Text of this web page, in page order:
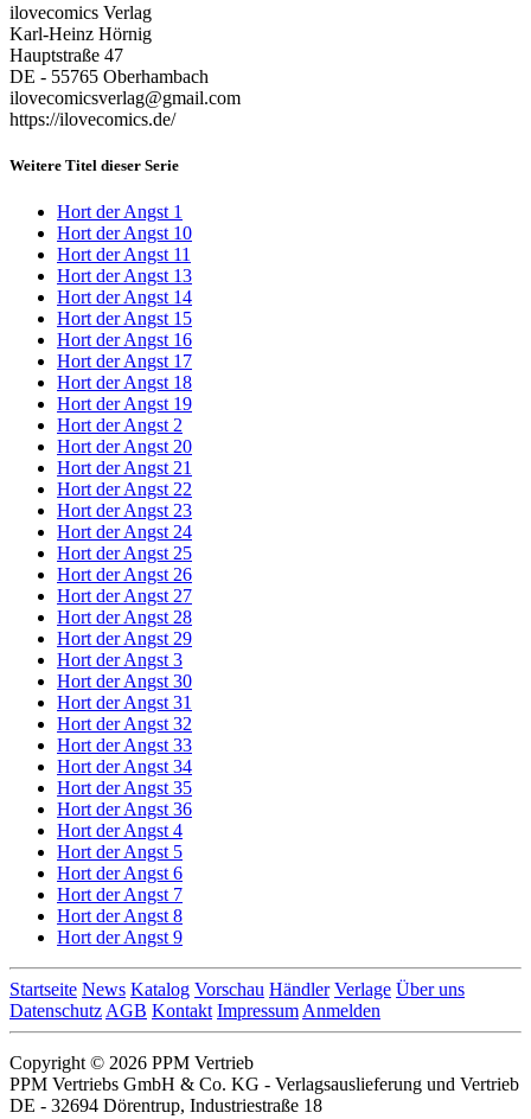
ilovecomics Verlag
Karl-Heinz Hörnig
Hauptstraße 47
DE - 55765 Oberhambach
ilovecomicsverlag@gmail.com
https://ilovecomics.de/
Weitere Titel dieser Serie
Hort der Angst 1
Hort der Angst 10
Hort der Angst 11
Hort der Angst 13
Hort der Angst 14
Hort der Angst 15
Hort der Angst 16
Hort der Angst 17
Hort der Angst 18
Hort der Angst 19
Hort der Angst 2
Hort der Angst 20
Hort der Angst 21
Hort der Angst 22
Hort der Angst 23
Hort der Angst 24
Hort der Angst 25
Hort der Angst 26
Hort der Angst 27
Hort der Angst 28
Hort der Angst 29
Hort der Angst 3
Hort der Angst 30
Hort der Angst 31
Hort der Angst 32
Hort der Angst 33
Hort der Angst 34
Hort der Angst 35
Hort der Angst 36
Hort der Angst 4
Hort der Angst 5
Hort der Angst 6
Hort der Angst 7
Hort der Angst 8
Hort der Angst 9
Startseite News Katalog Vorschau Händler Verlage Über uns
Datenschutz AGB Kontakt Impressum Anmelden
Copyright © 2026 PPM Vertrieb
PPM Vertriebs GmbH & Co. KG - Verlagsauslieferung und Vertrieb
DE - 32694 Dörentrup, Industriestraße 18